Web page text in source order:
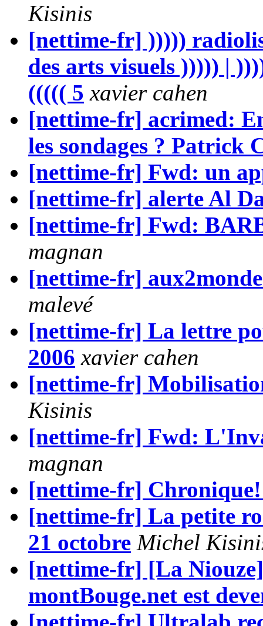
Kisinis
[nettime-fr] )))))
des arts visuels ))))) |
((((( 5 xavier cahen
[nettime-fr] acrimed:
les sondages ? Patrick
[nettime-fr] Fwd: un
[nettime-fr] alerte Al
[nettime-fr] Fwd:
magnan
[nettime-fr]
malevé
[nettime-fr] La lettre
2006 xavier cahen
[nettime-fr]
Kisinis
[nettime-fr] Fwd:
magnan
[nettime-fr]
[nettime-fr] La petite
21 octobre Michel
[nettime-fr] [La
montBouge.net est